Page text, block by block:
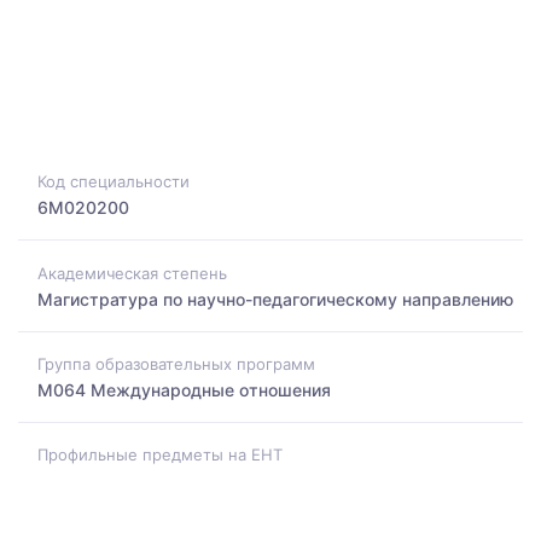
Код специальности
6M020200
Академическая степень
Магистратура по научно-педагогическому направлению
Группа образовательных программ
M064 Международные отношения
Профильные предметы на ЕНТ